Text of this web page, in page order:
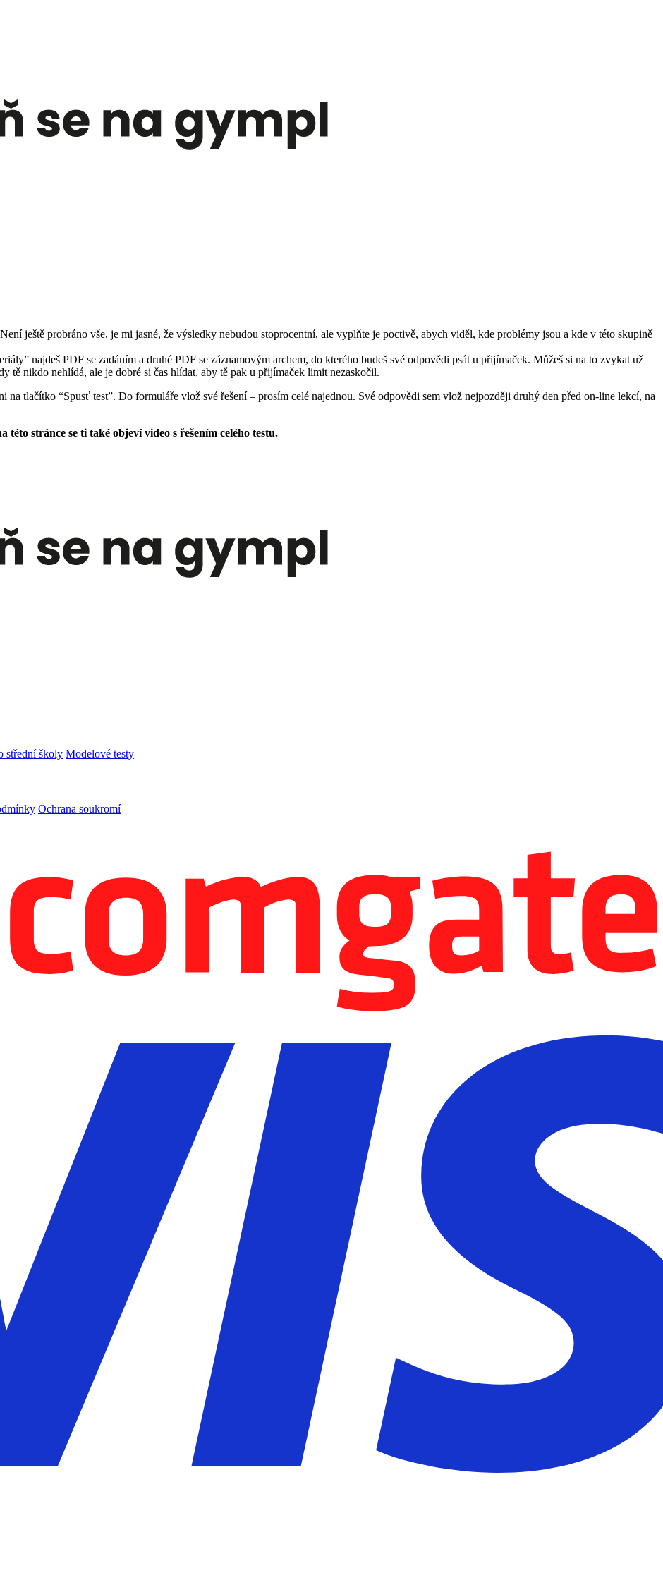
ještě probráno vše, je mi jasné, že výsledky nebudou stoprocentní, ale vyplňte je poctivě, abych viděl, kde problémy jsou a kde v této skupině
najdeš PDF se zadáním a druhé PDF se záznamovým archem, do kterého budeš své odpovědi psát u přijímaček. Můžeš si na to zvykat už
tě nikdo nehlídá, ale je dobré si čas hlídat, aby tě pak u přijímaček limit nezaskočil.
tlačítko “Spusť test”. Do formuláře vlož své řešení – prosím celé najednou. Své odpovědi sem vlož nejpozději druhý den před on-line lekcí, na
této stránce se ti také objeví video s řešením celého testu.
střední školy Modelové testy
Ochrana soukromí